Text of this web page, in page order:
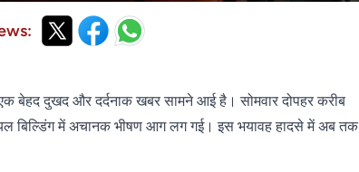
बेहद दुखद और दर्दनाक खबर सामने आई है। सोमवार दोपहर करीब
बिल्डिंग में अचानक भीषण आग लग गई। इस भयावह हादसे में अब तक